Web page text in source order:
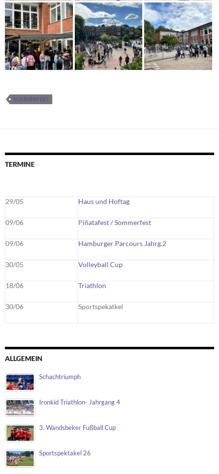
SOMMERFEST
TERMINE
29/05 Haus und Hoftag
09/06 Piñatafest / Sommerfest
09/06 Hamburger Parcours Jahrg.2
30/05 Volleyball Cup
18/06 Triathlon
30/06 Sportspekatkel
ALLGEMEIN
Schachtriumph
Ironkid Triathlon- Jahrgang 4
3. Wandsbeker Fußball Cup
Sportspektakel 26